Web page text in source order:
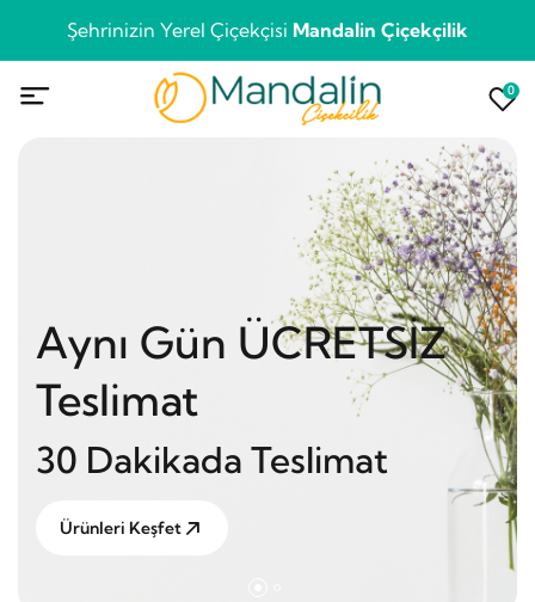
Şehrinizin Yerel Çiçekçisi Mandalin Çiçekçilik
0
Aynı Gün ÜCRETSİZ
Teslimat
30 Dakikada Teslimat
Ürünleri Keşfet